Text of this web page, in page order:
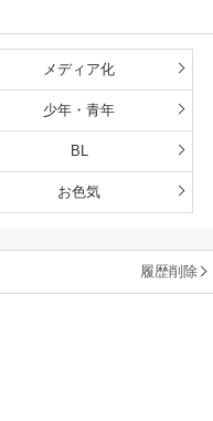
メディア化
少年・青年
BL
お色気
履歴削除